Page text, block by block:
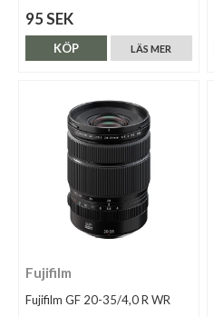
95 SEK
LÄS MER
KÖP
Fujifilm
Fujifilm GF 20-35/4,0 R WR